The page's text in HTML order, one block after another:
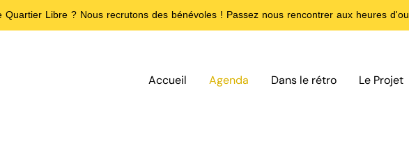
Libre ? Nous recrutons des bénévoles ! Passez nous rencontrer aux heures
Accueil Agenda Dans le rétro Le Projet